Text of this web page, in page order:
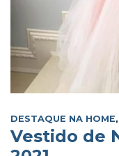
DESTAQUE NA HOME,
Vestido de